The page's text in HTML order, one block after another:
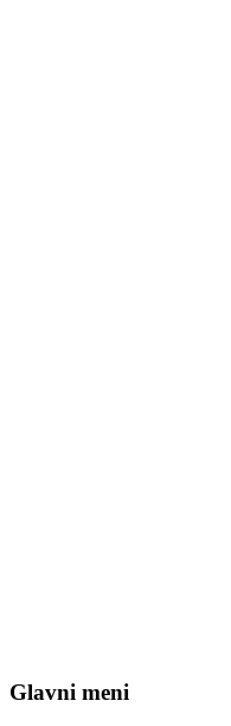
Glavni meni